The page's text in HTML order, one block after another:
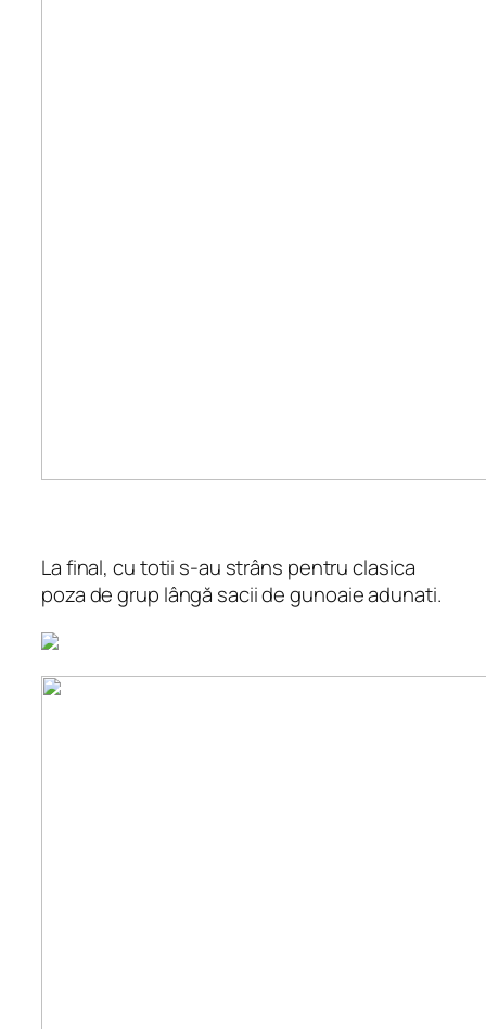
La final, cu totii s-au strâns pentru clasica
poza de grup lângă sacii de gunoaie adunati.